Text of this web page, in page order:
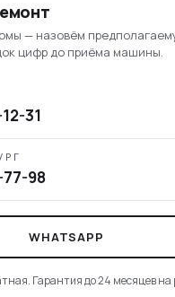
— назовём
цифр до приёма машины.
31
77-98
WHATSAPP
Гарантия до 24 месяцев на